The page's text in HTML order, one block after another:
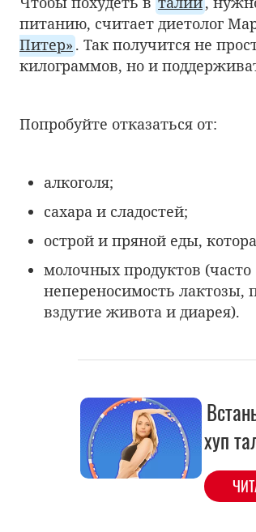
питанию, считает диетолог
Питер» . Так получится не
килограммов, но и
Попробуйте отказаться от:
алкоголя;
сахара и сладостей;
острой и пряной еды,
молочных продуктов (часто
непереносимость лактозы,
вздутие живота и диарея).
хуп